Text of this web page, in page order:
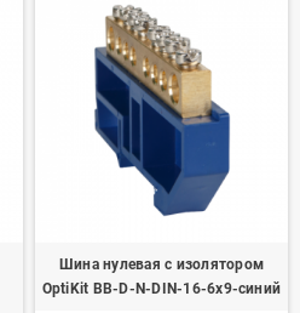
Шина нулевая с изолятором
OptiKit BB-D-N-DIN-16-6х9-синий